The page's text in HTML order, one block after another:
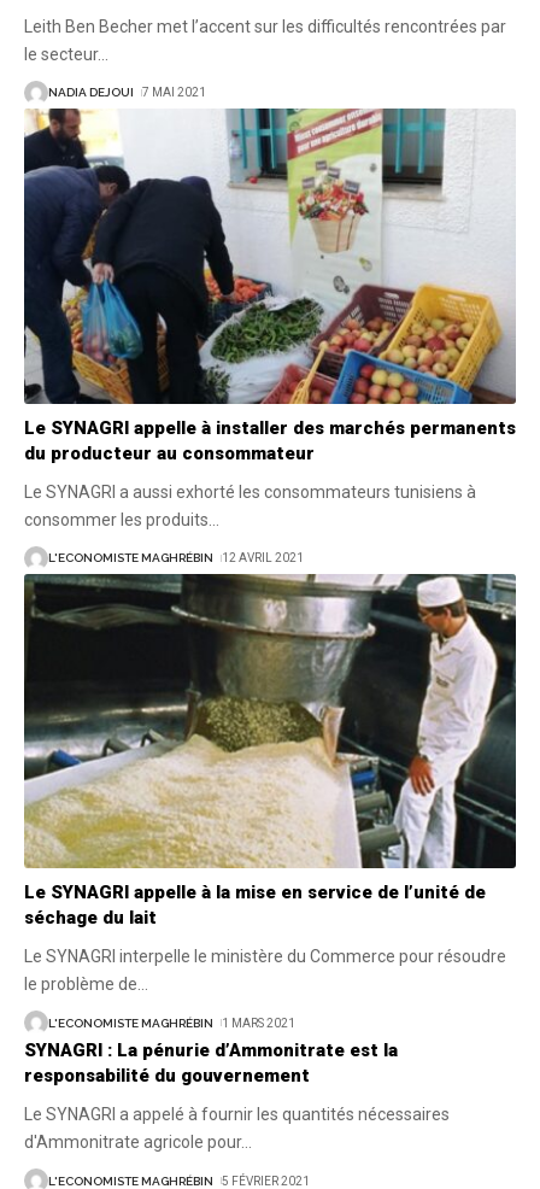
Leith Ben Becher met l’accent sur les difficultés rencontrées par
le secteur…
NADIA DEJOUI 7 MAI 2021
Le SYNAGRI appelle à installer des marchés permanents
du producteur au consommateur
Le SYNAGRI a aussi exhorté les consommateurs tunisiens à
consommer les produits
L'ECONOMISTE MAGHRÉBIN 12 AVRIL 2021
Le SYNAGRI appelle à la mise en service de l’unité de
séchage du lait
Le SYNAGRI interpelle le ministère du Commerce pour résoudre
le problème de…
L'ECONOMISTE MAGHRÉBIN 1 MARS 2021
SYNAGRI : La pénurie d’Ammonitrate est la
responsabilité du gouvernement
Le SYNAGRI a appelé à fournir les quantités nécessaires
d'Ammonitrate agricole pour…
L'ECONOMISTE MAGHRÉBIN 5 FÉVRIER 2021